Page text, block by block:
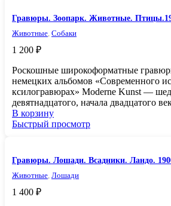
Гравюры. Зоопарк. Животные.
Животные Собаки
1 200 ₽
Роскошные широкоформатные
немецких альбомов «Современного
ксилогравюрах» Moderne Kunst —
девятнадцатого, начала двадцатого
В корзину
Быстрый просмотр
Гравюры. Лошади. Всадники. Ландо.
Животные Лошади
1 400 ₽